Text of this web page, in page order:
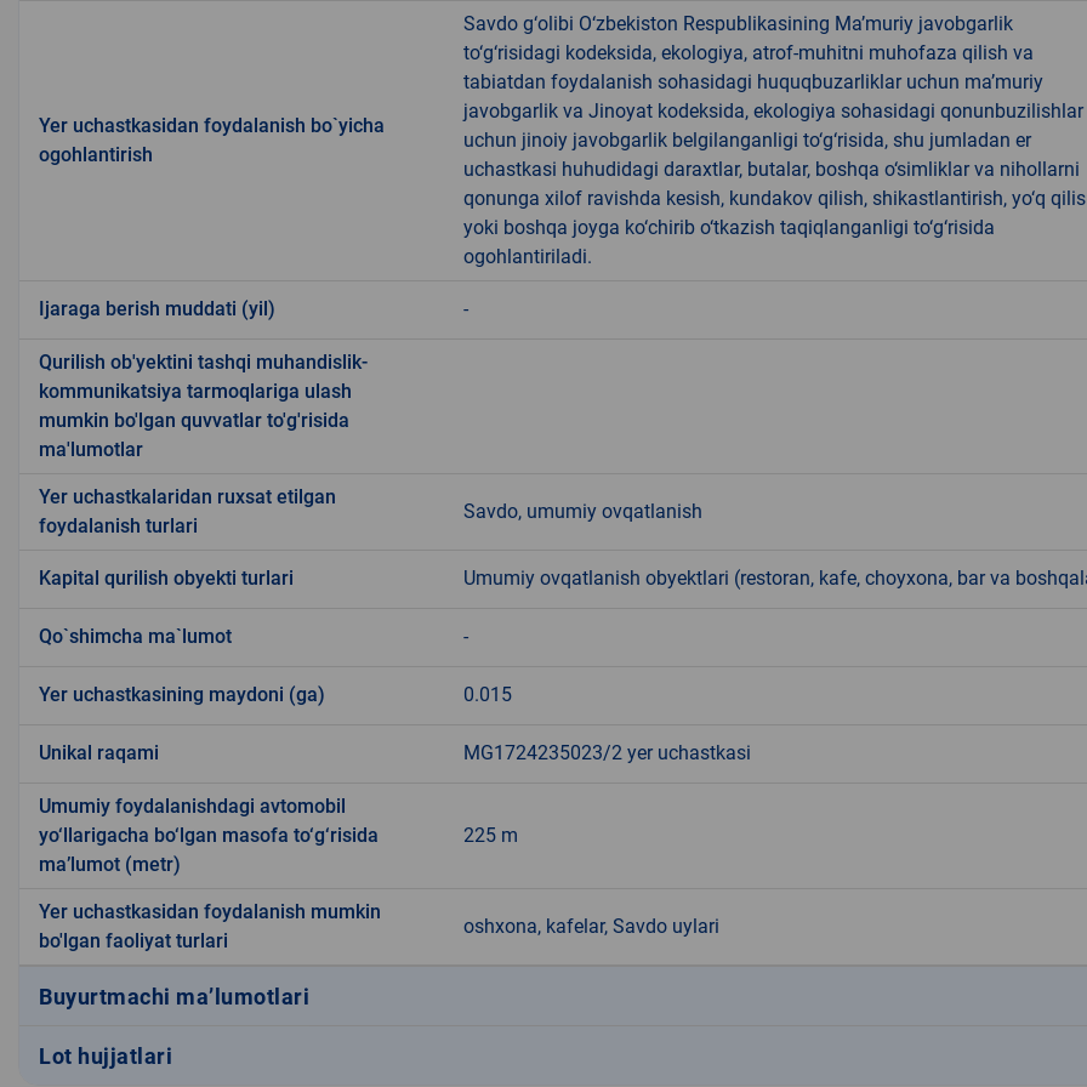
Yer uchastkasidan foydalanish bo`yicha
ogohlantirish
Savdo g‘olibi O‘zbekiston Respublikasining Ma’muriy javobgarlik
to‘g‘risidagi kodeksida, ekologiya, atrof-muhitni muhofaza qilish va
tabiatdan foydalanish sohasidagi huquqbuzarliklar uchun ma’muriy
javobgarlik va Jinoyat kodeksida, ekologiya sohasidagi qonunbuzilishlar
uchun jinoiy javobgarlik belgilanganligi to‘g‘risida, shu jumladan er
uchastkasi huhudidagi daraxtlar, butalar, boshqa o‘simliklar va nihollarni
qonunga xilof ravishda kesish, kundakov qilish, shikastlantirish, yo‘q
yoki boshqa joyga ko‘chirib o‘tkazish taqiqlanganligi to‘g‘risida
ogohlantiriladi.
Ijaraga berish muddati (yil) -
Qurilish ob'yektini tashqi muhandislik-
kommunikatsiya tarmoqlariga ulash
mumkin bo'lgan quvvatlar to'g'risida
ma'lumotlar
Yer uchastkalaridan ruxsat etilgan
foydalanish turlari
Savdo, umumiy ovqatlanish
Kapital qurilish obyekti turlari Umumiy ovqatlanish obyektlari (restoran, kafe, choyxona, bar va
Qo`shimcha ma`lumot -
Yer uchastkasining maydoni (ga) 0.015
Unikal raqami MG1724235023/2 yer uchastkasi
Umumiy foydalanishdagi avtomobil
yo‘llarigacha bo‘lgan masofa to‘g‘risida
ma’lumot (metr)
225 m
Yer uchastkasidan foydalanish mumkin
bo'lgan faoliyat turlari
oshxona, kafelar, Savdo uylari
Buyurtmachi ma’lumotlari
Lot hujjatlari